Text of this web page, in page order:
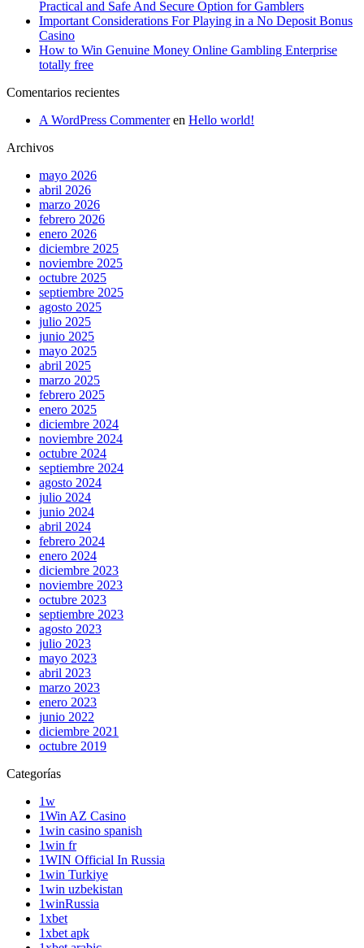
Practical and Safe And Secure Option for Gamblers
Important Considerations For Playing in a No Deposit Bonus
Casino
How to Win Genuine Money Online Gambling Enterprise
totally free
Comentarios recientes
A WordPress Commenteren Hello world!
Archivos
mayo 2026
abril 2026
marzo 2026
febrero 2026
enero 2026
diciembre 2025
noviembre 2025
octubre 2025
septiembre 2025
agosto 2025
julio 2025
junio 2025
mayo 2025
abril 2025
marzo 2025
febrero 2025
enero 2025
diciembre 2024
noviembre 2024
octubre 2024
septiembre 2024
agosto 2024
julio 2024
junio 2024
abril 2024
febrero 2024
enero 2024
diciembre 2023
noviembre 2023
octubre 2023
septiembre 2023
agosto 2023
julio 2023
mayo 2023
abril 2023
marzo 2023
enero 2023
junio 2022
diciembre 2021
octubre 2019
Categorías
1w
1Win AZ Casino
1win casino spanish
1win fr
1WIN Official In Russia
1win Turkiye
1win uzbekistan
1winRussia
1xbet
1xbet apk